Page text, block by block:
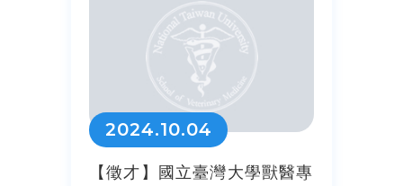
2024.10.04
【徵才】國立臺灣大學獸醫專